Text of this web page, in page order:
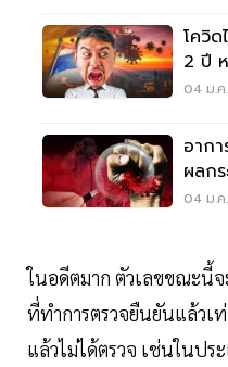
โควิ
2 ปี
คนต่
04 ม.
อาก
ผลก
แบบไ
04 ม.
ในอดีตมาก ตัวเลขขณะนี้
ที่ทำการตรวจยืนยันแล้วเ
แล้วไม่ได้ตรวจ เช่นในปร